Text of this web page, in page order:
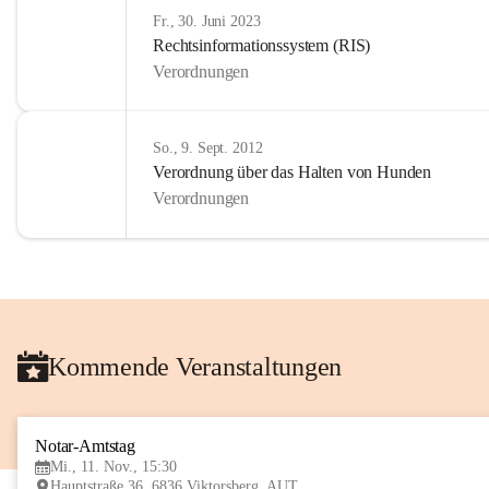
Fr., 30. Juni 2023
Rechtsinformationssystem (RIS)
Verordnungen
So., 9. Sept. 2012
Verordnung über das Halten von Hunden
Verordnungen
Kommende Veranstaltungen
Notar-Amtstag
Mi., 11. Nov., 15:30